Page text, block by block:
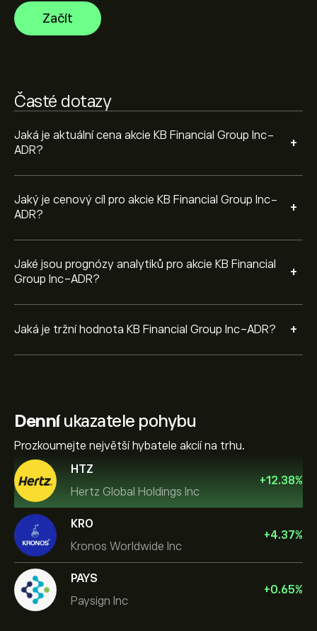
Začít
Časté dotazy
Jaká je aktuální cena akcie KB Financial Group Inc-
ADR?
+
Jaký je cenový cíl pro akcie KB Financial Group Inc-
ADR?
+
Jaké jsou prognózy analytiků pro akcie KB Financial
Group Inc-ADR?
+
očekávaného růstu. Podívejte se na prognózu
budoucího vývoje cen.
Jaká je tržní hodnota KB Financial Group Inc-ADR? +
Tržní kapitalizace KB Financial Group Inc-ADR je
Denníukazatele pohybu
Prozkoumejte největší hybatele akcií na trhu.
HTZ
Hertz Global Holdings Inc
+12.38%
KRO
Kronos Worldwide Inc
+4.37%
PAYS
Paysign Inc
+0.65%